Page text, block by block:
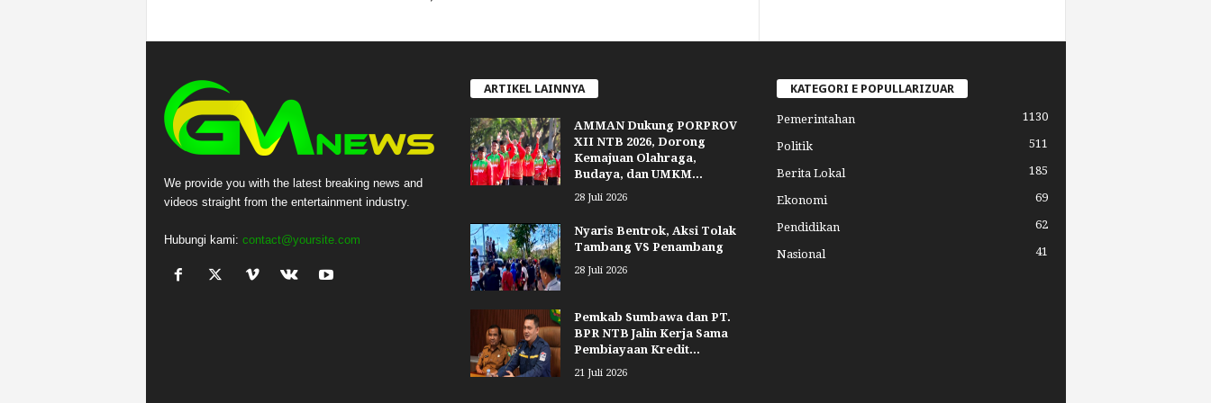
We provide you with the latest breaking news and
videos straight from the entertainment industry.
Hubungi kami: contact@yoursite.com
ARTIKEL LAINNYA
AMMAN Dukung PORPROV
XII NTB 2026, Dorong
Kemajuan Olahraga,
Budaya, dan UMKM...
28 Juli 2026
Nyaris Bentrok, Aksi Tolak
Tambang VS Penambang
28 Juli 2026
Pemkab Sumbawa dan PT.
BPR NTB Jalin Kerja Sama
Pembiayaan Kredit...
21 Juli 2026
KATEGORI E POPULLARIZUAR
Pemerintahan 1130
Politik 511
Berita Lokal 185
Ekonomi 69
Pendidikan 62
Nasional 41